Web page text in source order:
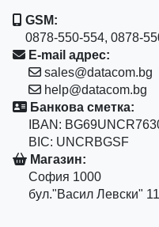
GSM:
0878-550-554, 0878-
E-mail адрес:
sales@datacom.bg
help@datacom.bg
Банкова сметка:
IBAN:
BIC: UNCRBGSF
Магазин:
София 1000
бул."Васил Левски"